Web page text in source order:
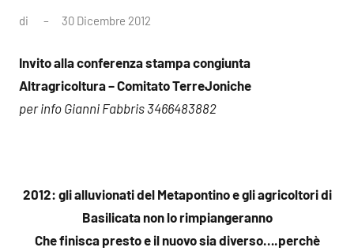
di 30 Dicembre 2012
Invito alla conferenza stampa congiunta
Altragricoltura – Comitato TerreJoniche
per info Gianni Fabbris 3466483882
2012: gli alluvionati del Metapontino e gli agricoltori di
Basilicata non lo rimpiangeranno
Che finisca presto e il nuovo sia diverso….perchè